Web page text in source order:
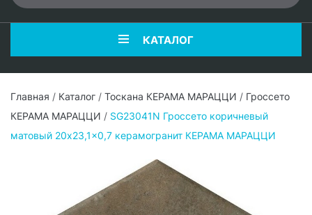
КАТАЛОГ
Главная / Каталог / Тоскана КЕРАМА МАРАЦЦИ / Гроссето
КЕРАМА МАРАЦЦИ / SG23041N Гроссето коричневый
матовый 20x23,1x0,7 керамогранит КЕРАМА МАРАЦЦИ